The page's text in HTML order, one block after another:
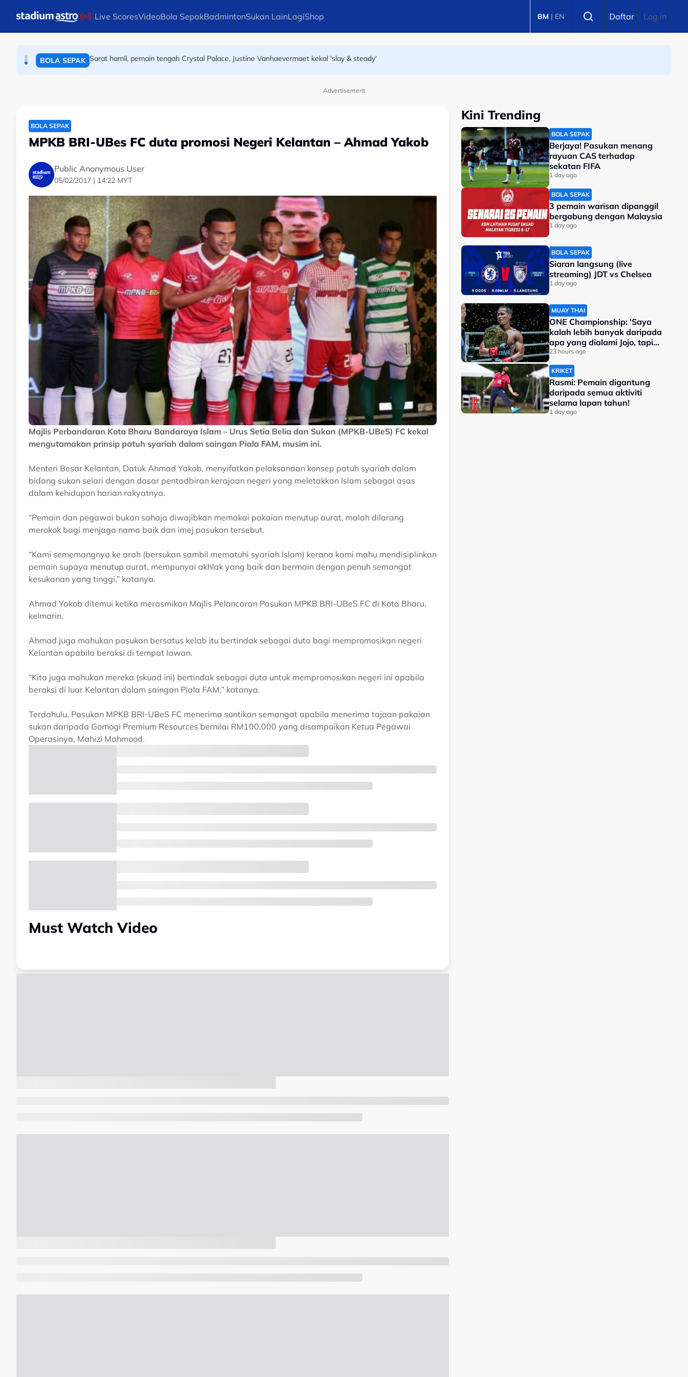
Live ScoresVideoBola SepakBadmintonSukan LainLagiShop BM | EN Daftar Log in
BOLA SEPAK
BOLA JARING Skuad bola jaring negara berlepas ke Hong Kong hadapi Kejohanan Bola Jaring Asia 2026
Advertisement
BOLA SEPAK
MPKB BRI-UBes FC duta promosi Negeri Kelantan – Ahmad Yakob
Public Anonymous User
05/02/2017 | 14:22 MYT
Majlis Perbandaran Kota Bharu Bandaraya Islam – Urus Setia Belia dan Sukan (MPKB-UBeS) FC kekal
mengutamakan prinsip patuh syariah dalam saingan Piala FAM, musim ini.
Menteri Besar Kelantan, Datuk Ahmad Yakob, menyifatkan pelaksanaan konsep patuh syariah dalam
bidang sukan selari dengan dasar pentadbiran kerajaan negeri yang meletakkan Islam sebagai asas
dalam kehidupan harian rakyatnya.
“Pemain dan pegawai bukan sahaja diwajibkan memakai pakaian menutup aurat, malah dilarang
merokok bagi menjaga nama baik dan imej pasukan tersebut.
“Kami sememangnya ke arah (bersukan sambil mematuhi syariah Islam) kerana kami mahu mendisiplinkan
pemain supaya menutup aurat, mempunyai akhlak yang baik dan bermain dengan penuh semangat
kesukanan yang tinggi,” katanya.
Ahmad Yakob ditemui ketika merasmikan Majlis Pelancaran Pasukan MPKB BRI-UBeS FC di Kota Bharu,
kelmarin.
Ahmad juga mahukan pasukan bersatus kelab itu bertindak sebagai duta bagi mempromosikan negeri
Kelantan apabila beraksi di tempat lawan.
“Kita juga mahukan mereka (skuad ini) bertindak sebagai duta untuk mempromosikan negeri ini apabila
beraksi di luar Kelantan dalam saingan Piala FAM,” katanya.
Terdahulu, Pasukan MPKB BRI-UBeS FC menerima suntikan semangat apabila menerima tajaan pakaian
sukan daripada Gomogi Premium Resources bernilai RM100,000 yang disampaikan Ketua Pegawai
Operasinya, Mahizi Mahmood.
Must Watch Video
Kini Trending
BOLA SEPAK
Berjaya! Pasukan menang
rayuan CAS terhadap
sekatan FIFA
1 day ago
BOLA SEPAK
3 pemain warisan dipanggil
bergabung dengan Malaysia
1 day ago
BOLA SEPAK
Siaran langsung (live
streaming) JDT vs Chelsea
1 day ago
MUAY THAI
ONE Championship: 'Saya
kalah lebih banyak daripada
apa yang dialami Jojo, tapi
saya jadi juara dunia'
23 hours ago
KRIKET
Rasmi: Pemain digantung
daripada semua aktiviti
selama lapan tahun!
1 day ago